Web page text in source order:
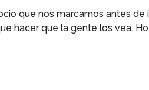
que nos marcamos antes de
hacer que la gente los vea.